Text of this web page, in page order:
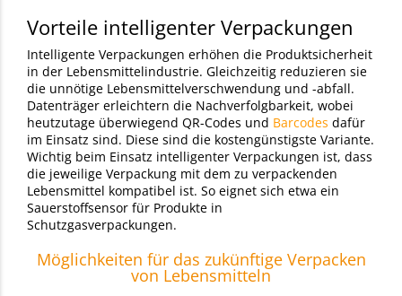
Vorteile intelligenter Verpackungen
Intelligente Verpackungen erhöhen die Produktsicherheit
in der Lebensmittelindustrie. Gleichzeitig reduzieren sie
die unnötige Lebensmittelverschwendung und -abfall.
Datenträger erleichtern die Nachverfolgbarkeit, wobei
heutzutage überwiegend QR-Codes und Barcodes dafür
im Einsatz sind. Diese sind die kostengünstigste Variante.
Wichtig beim Einsatz intelligenter Verpackungen ist, dass
die jeweilige Verpackung mit dem zu verpackenden
Lebensmittel kompatibel ist. So eignet sich etwa ein
Sauerstoffsensor für Produkte in
Schutzgasverpackungen.
Möglichkeiten für das zukünftige Verpacken
von Lebensmitteln